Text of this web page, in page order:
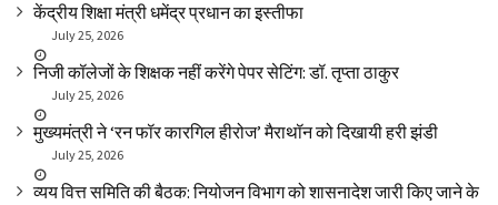
केंद्रीय शिक्षा मंत्री धमेंद्र प्रधान का इस्तीफा
July 25, 2026
निजी कॉलेजों के शिक्षक नहीं करेंगे पेपर सेटिंग: डॉ. तृप्ता ठाकुर
July 25, 2026
मुख्यमंत्री ने ‘रन फॉर कारगिल हीरोज’ मैराथॉन को दिखायी हरी झंडी
July 25, 2026
व्यय वित्त समिति की बैठक: नियोजन विभाग को शासनादेश जारी किए जाने के